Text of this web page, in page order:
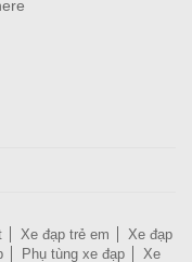
Xe đạp trẻ em
Xe đạp
Phụ tùng xe đạp Xe